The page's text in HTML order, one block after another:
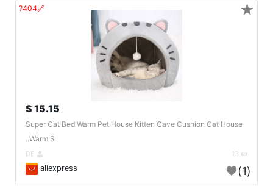
🔗404?
15.15 $
Super Cat Bed Warm Pet House Kitten Cave Cushion Cat House
Warm S..
aliexpress (1)
★